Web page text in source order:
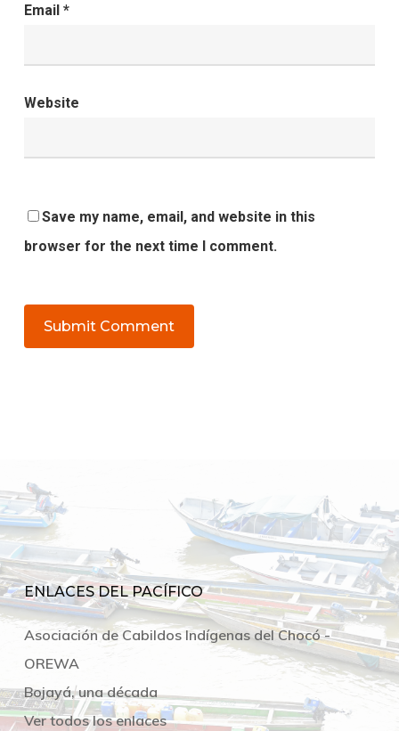
Email *
Website
Save my name, email, and website in this
browser for the next time I comment.
ENLACES DEL PACÍFICO
Asociación de Cabildos Indígenas del Chocó -
OREWA
Bojayá, una década
Ver todos los enlaces